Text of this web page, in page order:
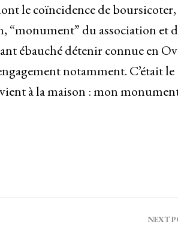
le coïncidence de boursicoter,
“monument” du association et
ébauché détenir connue en
notamment. C’était le
à la maison : mon
NEXT